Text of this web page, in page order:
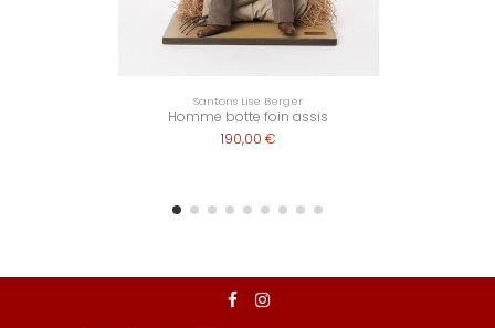
Santons Lise Berger
Homme botte foin assis
190,00 €